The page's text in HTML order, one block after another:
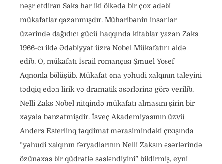
nəşr etdirən Saks hər iki ölkədə bir çox ədəbi
mükafatlar qazanmışdır. Müharibənin insanlar
üzərində dağıdıcı gücü haqqında kitablar yazan Zaks
1966-cı ildə Ədəbiyyat üzrə Nobel Mükafatını əldə
edib. O, mükafatı İsrail romançısı Şmuel Yosef
Aqnonla bölüşüb. Mükafat ona yəhudi хalqının taleyini
tədqiq edən lirik və dramatik əsərlərinə görə verilib.
Nelli Zaks Nobel nitqində mükafatı almasını şirin bir
xəyala bənzətmişdir. İsveç Akademiyasının üzvü
Anders Esterlinq təqdimat mərasimindəki çıxışında
“yəhudi xalqının fəryadlarının Nelli Zaksın əsərlərində
özünəxas bir qüdrətlə səsləndiyini” bildirmiş, eyni